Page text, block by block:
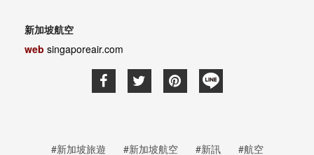
新加坡航空
web singaporeair.com
#新加坡旅遊 #新加坡航空 #新訊 #航空